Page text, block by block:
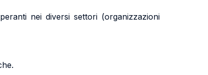
nei diversi settori (organizzazioni